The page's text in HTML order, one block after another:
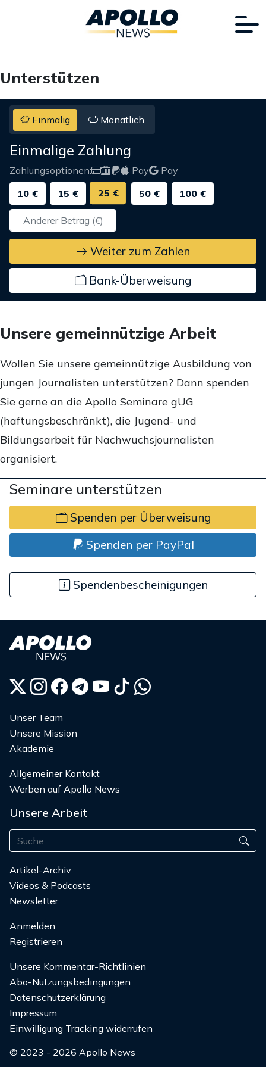
Unterstützen
Einmalig Monatlich
Einmalige Zahlung
Zahlungsoptionen: Pay
Pay
10 €
15 € 25 € 50 € 100 €
Weiter zum Zahlen
Bank-Überweisung
Unsere gemeinnützige Arbeit
Wollen Sie unsere gemeinnützige Ausbildung von
jungen Journalisten unterstützen? Dann spenden
Sie gerne an die Apollo Seminare gUG
(haftungsbeschränkt), die Jugend- und
Bildungsarbeit für Nachwuchsjournalisten
organisiert.
Seminare unterstützen
Spenden per Überweisung
Spenden per PayPal
Spendenbescheinigungen
Unser Team
Unsere Mission
Akademie
Allgemeiner Kontakt
Werben auf Apollo News
Unsere Arbeit
Artikel-Archiv
Videos & Podcasts
Newsletter
Anmelden
Registrieren
Unsere Kommentar-Richtlinien
Abo-Nutzungsbedingungen
Datenschutzerklärung
Impressum
Einwilligung Tracking widerrufen
© 2023 - 2026 Apollo News